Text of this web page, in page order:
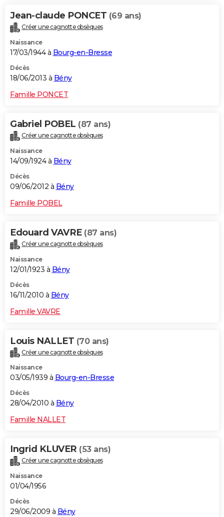
Jean-claude PONCET (69 ans)
Créer une cagnotte obsèques
Naissance
17/03/1944 à Bourg-en-Bresse
Décès
18/06/2013 à Bény
Famille PONCET
Gabriel POBEL (87 ans)
Créer une cagnotte obsèques
Naissance
14/09/1924 à Bény
Décès
09/06/2012 à Bény
Famille POBEL
Edouard VAVRE (87 ans)
Créer une cagnotte obsèques
Naissance
12/01/1923 à Bény
Décès
16/11/2010 à Bény
Famille VAVRE
Louis NALLET (70 ans)
Créer une cagnotte obsèques
Naissance
03/05/1939 à Bourg-en-Bresse
Décès
28/04/2010 à Bény
Famille NALLET
Ingrid KLUVER (53 ans)
Créer une cagnotte obsèques
Naissance
01/04/1956
Décès
29/06/2009 à Bény